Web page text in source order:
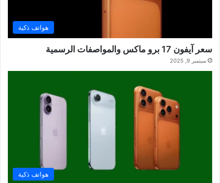
هواتف ذكية
سعر آيفون 17 برو ماكس والمواصفات الرسمية
سبتمبر 9, 2025
هواتف ذكية